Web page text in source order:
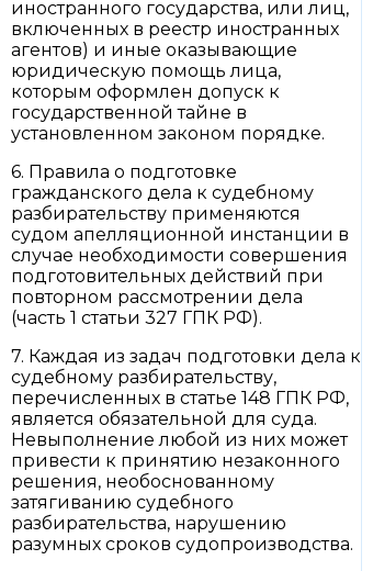
иностранного государства, или лиц,
включенных в реестр иностранных
агентов) и иные оказывающие
юридическую помощь лица,
которым оформлен допуск к
государственной тайне в
установленном законом порядке.
6. Правила о подготовке
гражданского дела к судебному
разбирательству применяются
судом апелляционной инстанции в
случае необходимости совершения
подготовительных действий при
повторном рассмотрении дела
(часть 1 статьи 327 ГПК РФ).
7. Каждая из задач подготовки дела к
судебному разбирательству,
перечисленных в статье 148 ГПК РФ,
является обязательной для суда.
Невыполнение любой из них может
привести к принятию незаконного
решения, необоснованному
затягиванию судебного
разбирательства, нарушению
разумных сроков судопроизводства.